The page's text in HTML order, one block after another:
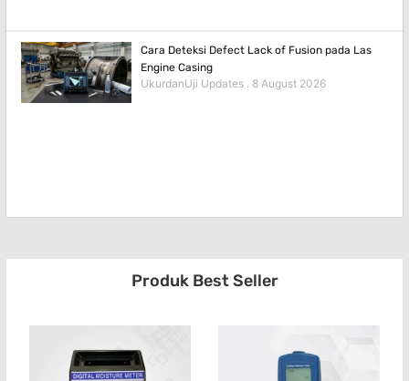
Cara Deteksi Defect Lack of Fusion pada Las
Engine Casing
UkurdanUji Updates 8 August 2026
Produk Best Seller